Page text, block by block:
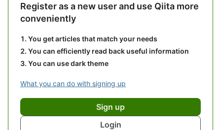
Register as a new user and use Qiita more
conveniently
You get articles that match your needs
You can efficiently read back useful information
You can use dark theme
What you can do with signing up
Sign up
Login